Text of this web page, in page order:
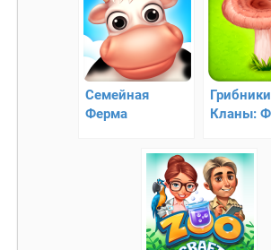
Семейная
Ферма
Кланы:
лесу